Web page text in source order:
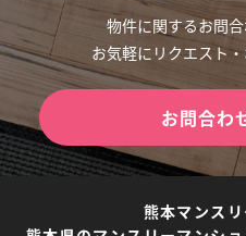
物件に関するお問合
お気軽にリクエスト
お問合わ
熊本マンス